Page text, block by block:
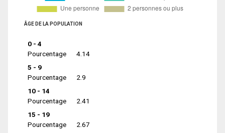
ÂGE DE LA POPULATION
0 - 4
Pourcentage
4.14
5 - 9
Pourcentage
2.9
10 - 14
Pourcentage
2.41
15 - 19
Pourcentage
2.67